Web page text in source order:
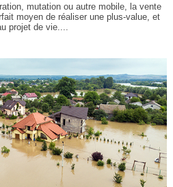
mutation ou autre mobile, la vente
moyen de réaliser une plus-value, et
projet de vie....